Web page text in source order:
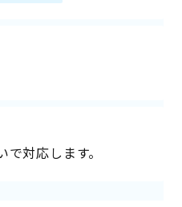
対応します。